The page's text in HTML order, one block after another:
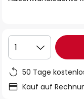
1
50 Tage
Kauf auf